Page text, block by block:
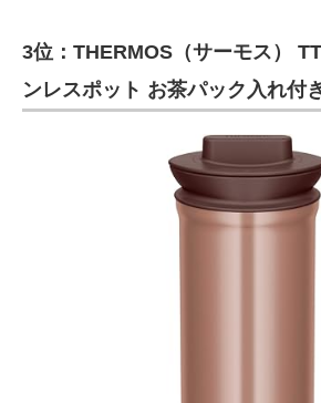
3位：THERMOS（サーモス）
ンレスポット お茶パック入れ付